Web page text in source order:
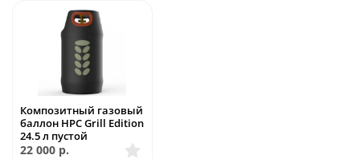
Композитный газовый
баллон HPC Grill Edition
24.5 л пустой
22 000 р.